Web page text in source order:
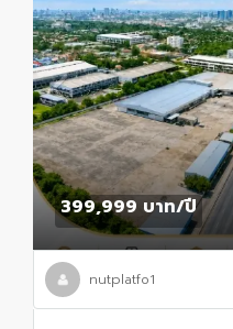
399,999 บาท/ปี
nutplatfo1